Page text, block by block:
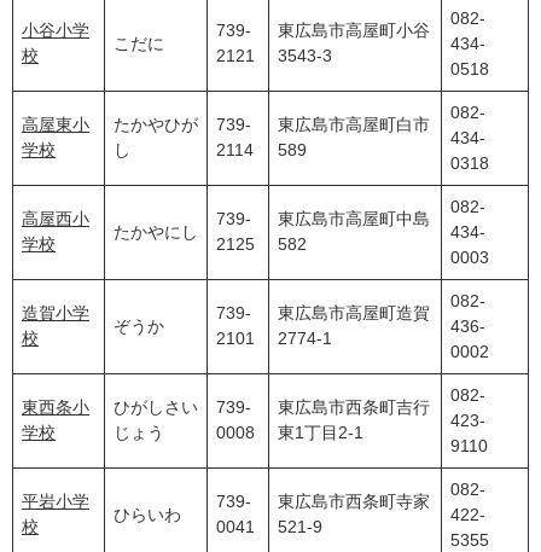
小谷小学
校
こだに
739-
2121
東広島市高屋町小谷
3543-3
082-
434-
0518
高屋東小
学校
たかやひが
し
739-
2114
東広島市高屋町白市
589
082-
434-
0318
高屋西小
学校
たかやにし
739-
2125
東広島市高屋町中島
582
082-
434-
0003
造賀小学
校
ぞうか
739-
2101
東広島市高屋町造賀
2774-1
082-
436-
0002
東西条小
学校
ひがしさい
じょう
739-
0008
東広島市西条町吉行
東1丁目2-1
082-
423-
9110
平岩小学
校
ひらいわ
739-
0041
東広島市西条町寺家
521-9
082-
422-
5355